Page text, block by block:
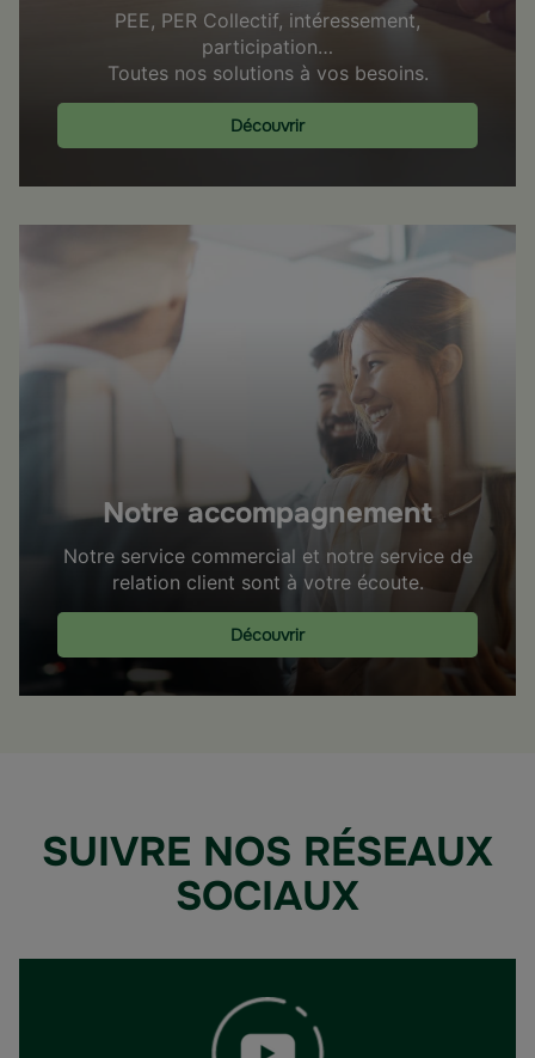
PEE, PER Collectif, intéressement,
participation…
Toutes nos solutions à vos besoins.
Découvrir
Notre accompagnement
Notre service commercial et notre service de
relation client sont à votre écoute.
Découvrir
SUIVRE NOS RÉSEAUX
SOCIAUX